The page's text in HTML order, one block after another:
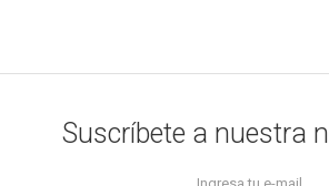
Suscríbete a nuestra